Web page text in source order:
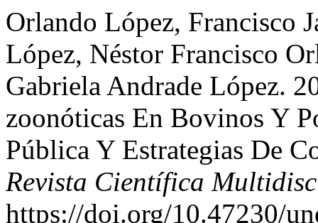
Orlando López, Francisco
López, Néstor Francisco
Gabriela Andrade López.
zoonóticas En Bovinos Y
Pública Y Estrategias De
Revista Científica
https://doi.org/10.47230/